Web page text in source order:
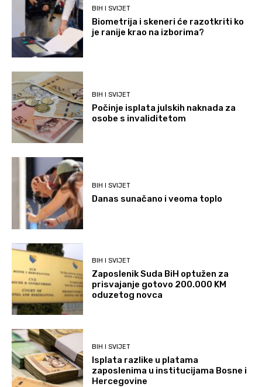
BIH I SVIJET
Biometrija i skeneri će razotkriti ko
je ranije krao na izborima?
BIH I SVIJET
Počinje isplata julskih naknada za
osobe s invaliditetom
BIH I SVIJET
Danas sunačano i veoma toplo
BIH I SVIJET
Zaposlenik Suda BiH optužen za
prisvajanje gotovo 200.000 KM
oduzetog novca
BIH I SVIJET
Isplata razlike u platama
zaposlenima u institucijama Bosne i
Hercegovine